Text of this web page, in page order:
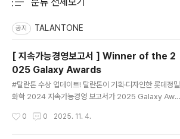
공지 TALANTONE
[ 지속가능경영보고서 ] Winner of the 2
025 Galaxy Awards
#탈란톤 수상 업데이트! 탈란톤이 기획·디자인한 롯데정밀
화학 2024 지속가능경영 보고서가 2025 Galaxy Awa
Fine Chemical 2024 Sustainability Report, plann
0 0 2025. 11. 4.